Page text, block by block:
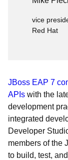
vice
Red Hat
JBoss EAP 7
APIs with the
development
integrated
Developer
members of the
to build, test,